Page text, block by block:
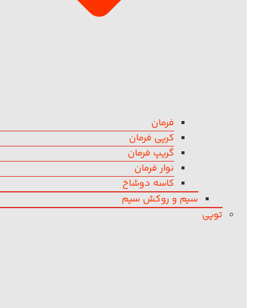
فرمان
کرپی فرمان
گریپ فرمان
نوار فرمان
کاسه دوشاخ
سیم و روکش سیم
توپی